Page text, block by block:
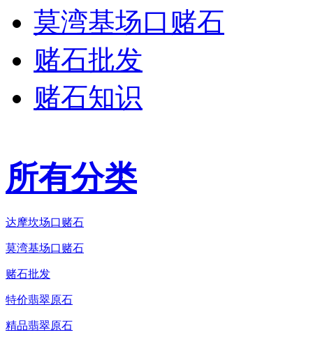
莫湾基场口赌石
赌石批发
赌石知识
所有分类
达摩坎场口赌石
莫湾基场口赌石
赌石批发
特价翡翠原石
精品翡翠原石